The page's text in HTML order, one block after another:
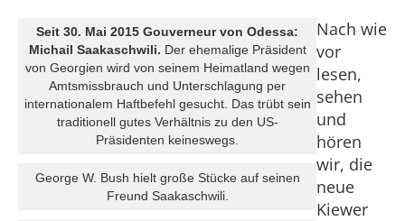
Seit 30. Mai 2015 Gouverneur von Odessa:
Michail Saakaschwili. Der ehemalige Präsident
von Georgien wird von seinem Heimatland wegen
Amtsmissbrauch und Unterschlagung per
internationalem Haftbefehl gesucht. Das trübt sein
traditionell gutes Verhältnis zu den US-
Präsidenten keineswegs.
George W. Bush hielt große Stücke auf seinen
Freund Saakaschwili.
Nach wie
vor
lesen,
sehen
und
hören
wir, die
neue
Kiewer